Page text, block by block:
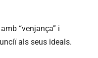
“venjança” i
als seus ideals.